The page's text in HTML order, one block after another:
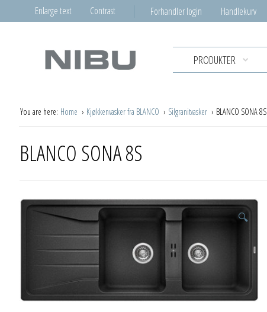
Enlarge text Contrast Forhandler login Handlekurv
PRODUKTER
You are here: Home Kjøkkenvasker fra BLANCO Silgranitvasker BLANCO SONA 8S
BLANCO SONA 8S
🔍